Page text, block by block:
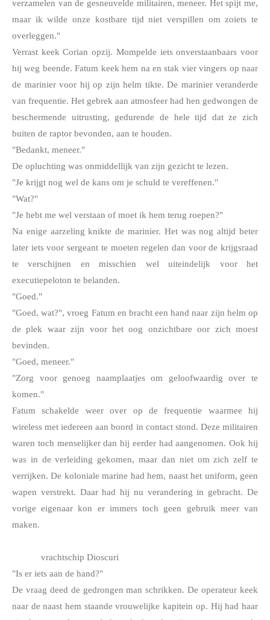
verzamelen van de gesneuvelde militairen, meneer. Het spijt me,
maar ik wilde onze kostbare tijd niet verspillen om zoiets te
overleggen."
Verrast keek Corian opzij. Mompelde iets onverstaanbaars voor
hij weg beende. Fatum keek hem na en stak vier vingers op naar
de marinier voor hij op zijn helm tikte. De marinier veranderde
van frequentie. Het gebrek aan atmosfeer had hen gedwongen de
beschermende uitrusting, gedurende de hele tijd dat ze zich
buiten de raptor bevonden, aan te houden.
"Bedankt, meneer."
De opluchting was onmiddellijk van zijn gezicht te lezen.
"Je krijgt nog wel de kans om je schuld te vereffenen."
"Wat?"
"Je hebt me wel verstaan of moet ik hem terug roepen?"
Na enige aarzeling knikte de marinier. Het was nog altijd beter
later iets voor sergeant te moeten regelen dan voor de krijgsraad
te verschijnen en misschien wel uiteindelijk voor het
executiepeloton te belanden.
"Goed."
"Goed, wat?", vroeg Fatum en bracht een hand naar zijn helm op
de plek waar zijn voor het oog onzichtbare oor zich moest
bevinden.
"Goed, meneer."
"Zorg voor genoeg naamplaatjes om geloofwaardig over te
komen."
Fatum schakelde weer over op de frequentie waarmee hij
wireless met iedereen aan boord in contact stond. Deze militairen
waren toch menselijker dan hij eerder had aangenomen. Ook hij
was in de verleiding gekomen, maar dan niet om zich zelf te
verrijken. De koloniale marine had hem, naast het uniform, geen
wapen verstrekt. Daar had hij nu verandering in gebracht. De
vorige eigenaar kon er immers toch geen gebruik meer van
maken.
vrachtschip Dioscuri
"Is er iets aan de hand?"
De vraag deed de gedrongen man schrikken. De operateur keek
naar de naast hem staande vrouwelijke kapitein op. Hij had haar